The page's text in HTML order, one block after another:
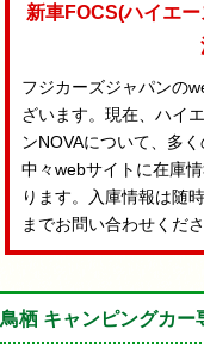
新車FOCS(ハイエ
フジカーズジャパンの
ざいます。現在、ハイ
ンNOVAについて、多
中々webサイトに在庫
ります。入庫情報は随
までお問い合わせくださ
鳥栖 キャンピングカー